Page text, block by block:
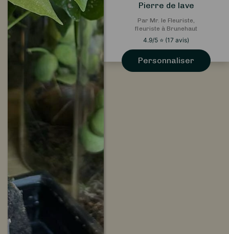
Pierre de lave
Par Mr. le Fleuriste,
fleuriste à Brunehaut
4.9/5 ⭐ (17 avis)
Personnaliser